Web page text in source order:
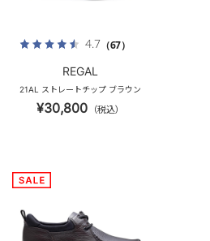
4.7（67）
REGAL
21AL ストレートチップ ブラウン
¥30,800 （税込）